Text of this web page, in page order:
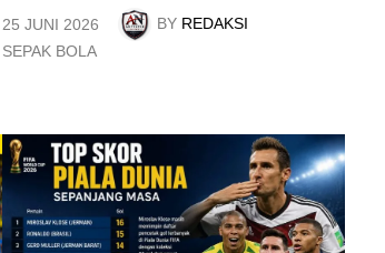
25 JUNI 2026 BY REDAKSI
P
E
D
I
N
SEPAK BOLA